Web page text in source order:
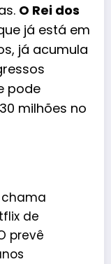
O Rei dos
já está em
já acumula
pode
milhões no
chama
de
prevê